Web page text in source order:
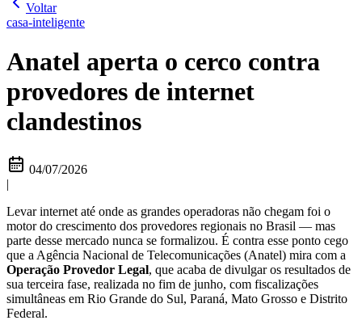
Voltar
casa-inteligente
Anatel aperta o cerco contra
provedores de internet
clandestinos
04/07/2026
|
Levar internet até onde as grandes operadoras não chegam foi o
motor do crescimento dos provedores regionais no Brasil — mas
parte desse mercado nunca se formalizou. É contra esse ponto cego
que a Agência Nacional de Telecomunicações (Anatel) mira com a
Operação Provedor Legal, que acaba de divulgar os resultados de
sua terceira fase, realizada no fim de junho, com fiscalizações
simultâneas em Rio Grande do Sul, Paraná, Mato Grosso e Distrito
Federal.